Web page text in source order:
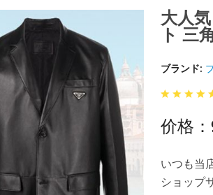
大人
ト 三
ブランド:
价格：
いつも当
ショップ